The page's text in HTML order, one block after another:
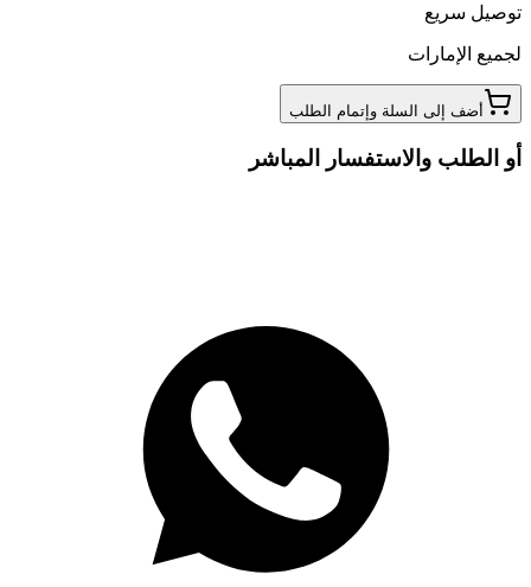
توصيل سريع
لجميع الإمارات
أضف إلى السلة وإتمام الطلب
أو الطلب والاستفسار المباشر